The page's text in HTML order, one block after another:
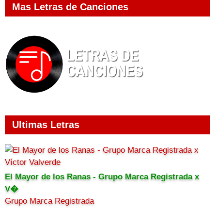
Mas Letras de Canciones
Ultimas Letras
El Mayor de los Ranas - Grupo Marca Registrada x
V�
Grupo Marca Registrada